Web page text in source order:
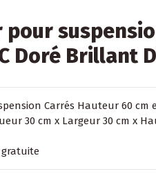
Doré Brillant
Carrés Hauteur 60 cm
30 cm x Largeur 30 cm x
gratuite